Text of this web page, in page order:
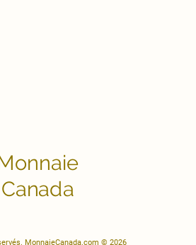
Canada
MonnaieCanada.com © 2026